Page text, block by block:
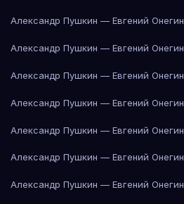
Александр Пушкин — Евгений Онегин
Александр Пушкин — Евгений Онегин
Александр Пушкин — Евгений Онегин
Александр Пушкин — Евгений Онегин
Александр Пушкин — Евгений Онегин
Александр Пушкин — Евгений Онегин
Александр Пушкин — Евгений Онегин